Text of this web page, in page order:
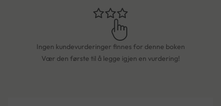
Ingen kundevurderinger finnes for denne boken
Vær den første til å legge igjen en vurdering!